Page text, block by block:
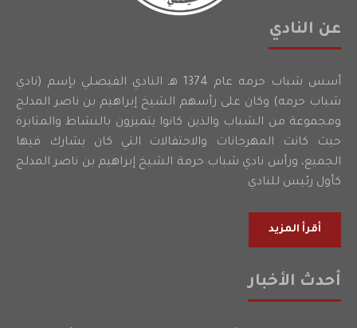
عن النادي
أسس شباب حرمه عام 1374 هـ النادي الفيصلي بإسم (نادي
شباب حرمه) وكان على رأسهم الشيخ إبراهيم بن ناصر المدلج
ومجموعة من الشباب والذين كانوا يتميزون بالنشاط والمثابرة
حيث كانت المهرجانات والاحتفالات التي كان يشارك فيها
الجميع، ورأس نادي شباب حرمة الشيخ إبراهيم بن ناصر المدلج
كأول رئيس للنادي.
أقرأ المزيد
أحدث الأخبار